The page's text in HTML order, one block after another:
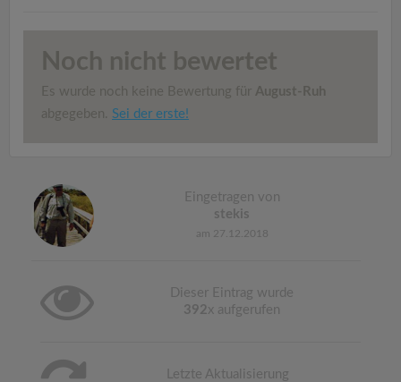
Noch nicht bewertet
Es wurde noch keine Bewertung für August-Ruh
abgegeben. Sei der erste!
Eingetragen von
stekis
am 27.12.2018
Dieser Eintrag wurde
392x aufgerufen
Letzte Aktualisierung